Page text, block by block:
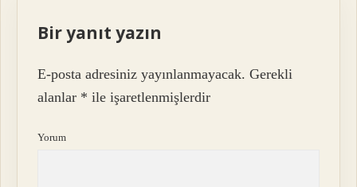
Bir yanıt yazın
E-posta adresiniz yayınlanmayacak. Gerekli
alanlar * ile işaretlenmişlerdir
Yorum